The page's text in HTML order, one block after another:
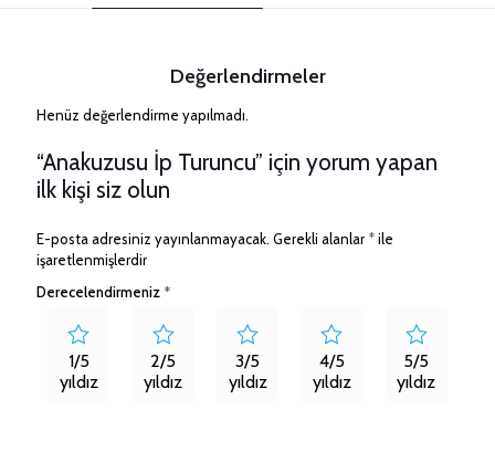
Değerlendirmeler
Henüz değerlendirme yapılmadı.
“Anakuzusu İp Turuncu” için yorum yapan
ilk kişi siz olun
E-posta adresiniz yayınlanmayacak. Gerekli alanlar *ile
işaretlenmişlerdir
Derecelendirmeniz *
1/5
yıldız
2/5
yıldız
3/5
yıldız
4/5
yıldız
5/5
yıldız